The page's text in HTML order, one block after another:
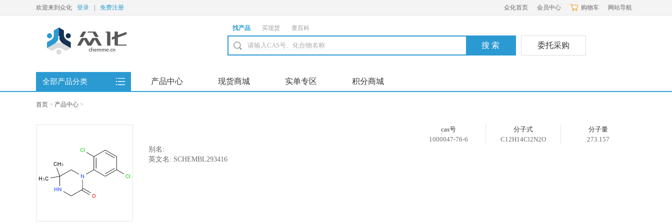
欢迎来到众化 登录 免费注册 众化首页 会员中心 购物车 网站导航
找产品 买现货 查百科
委托采购
全部产品分类 产品中心 现货商城 实单专区 积分商城
首页 > 产品中心 >
别名:
英文名: SCHEMBL293416
cas号
1000047-76-6
分子式
C12H14Cl2N2O
分子量
273.157